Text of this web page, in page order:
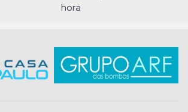
hora